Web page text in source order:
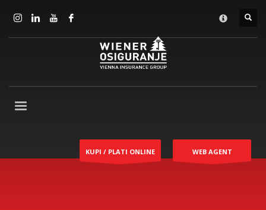
KUPI / PLATI ONLINE WEB AGENT